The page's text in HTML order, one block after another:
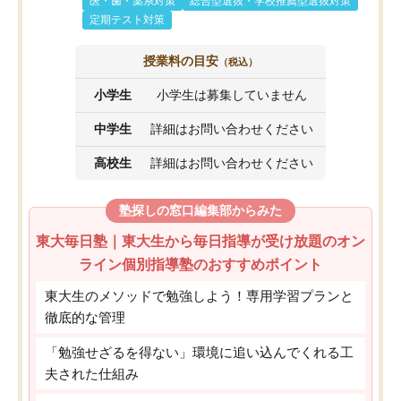
定期テスト対策
授業料の目安 （税込）
小学生 小学生は募集していません
中学生 詳細はお問い合わせください
高校生 詳細はお問い合わせください
塾探しの窓口編集部からみた
東大毎日塾｜東大生から毎日指導が受け放題のオン
ライン個別指導塾のおすすめポイント
東大生のメソッドで勉強しよう！専用学習プランと
徹底的な管理
「勉強せざるを得ない」環境に追い込んでくれる工
夫された仕組み